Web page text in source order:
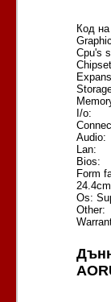
Код
Cpu's
I/o:
Audio:
Lan:
Bios:
Form
24.4cm
Os:
Other: